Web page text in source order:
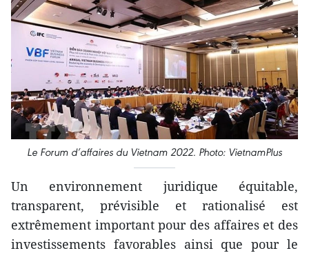
Le Forum d’affaires du Vietnam 2022. Photo: VietnamPlus
Un environnement juridique équitable,
transparent, prévisible et rationalisé est
extrêmement important pour des affaires et des
investissements favorables ainsi que pour le